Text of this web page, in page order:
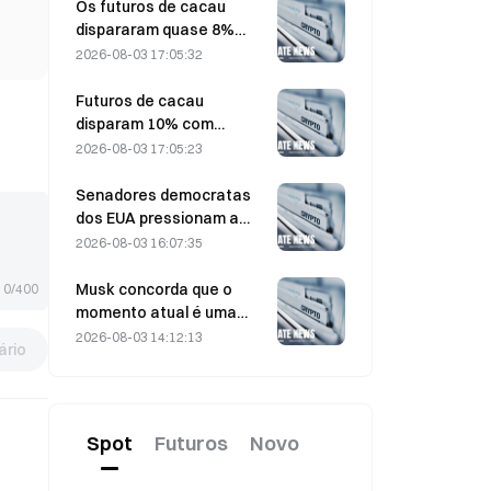
0/400
Os futuros de cacau
dispararam quase 8%
intradiário na última
surpreendendo os
participantes do mercado
2026-08-03 17:05:32
Futuros de cacau
disparam 10% com
preocupações sobre a
de US$ 6.000 por tonelada
2026-08-03 17:05:23
Senadores democratas
dos EUA pressionam a
CFTC a restringir produtos
incêndios florestais
durante a temporada
recorde de queimadas
2026-08-03 16:07:35
Musk concorda que o
momento atual é uma
oportunidade de compra
2026-08-03 14:12:13
Spot Futuros Novo